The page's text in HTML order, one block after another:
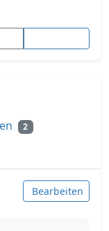
2
Bearbeiten